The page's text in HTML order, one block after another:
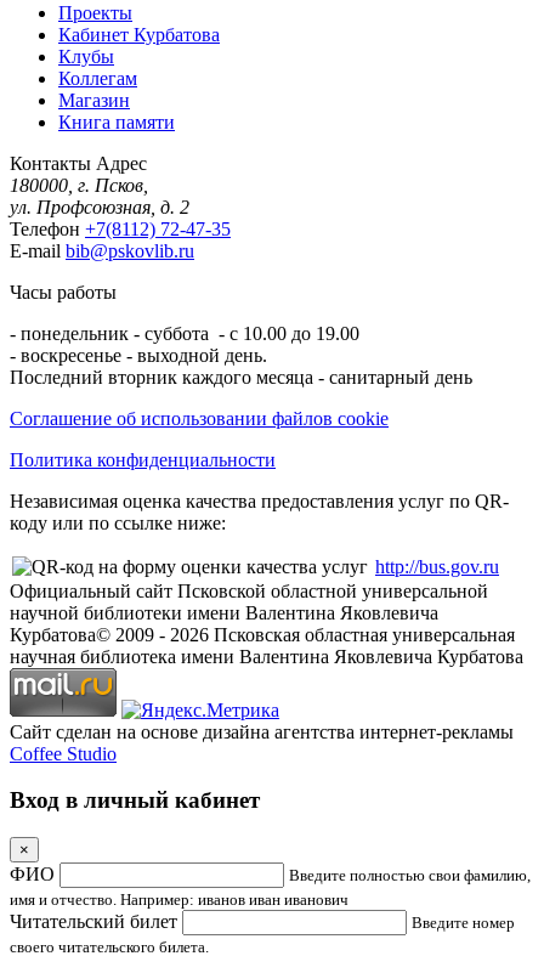
Проекты
Кабинет Курбатова
Клубы
Коллегам
Магазин
Книга памяти
Контакты Адрес
180000, г. Псков,
ул. Профсоюзная, д. 2
Телефон +7(8112) 72-47-35
E-mail bib@pskovlib.ru
Часы работы
- понедельник - суббота - с 10.00 до 19.00
- воскресенье - выходной день.
Последний вторник каждого месяца - санитарный день
Соглашение об использовании файлов cookie
Политика конфиденциальности
Независимая оценка качества предоставления услуг по QR-
коду или по ссылке ниже:
http://bus.gov.ru
Официальный сайт Псковской областной универсальной
научной библиотеки имени Валентина Яковлевича
Курбатова© 2009 - 2026 Псковская областная универсальная
научная библиотека имени Валентина Яковлевича Курбатова
Сайт сделан на основе дизайна агентства интернет-рекламы
Coffee Studio
Вход в личный кабинет
×
ФИО
Введите полностью свои фамилию,
имя и отчество. Например: иванов иван иванович
Читательский билет
Введите номер
своего читательского билета.